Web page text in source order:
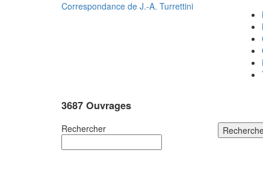
Correspondance de J.-A. Turrettini
3687 Ouvrages
Rechercher